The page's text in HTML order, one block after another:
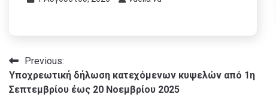
Πλοήγηση
άρθρων
Previous:
Υποχρεωτική δήλωση κατεχόμενων κυψελών από 1η
Σεπτεμβρίου έως 20 Νοεμβρίου 2025